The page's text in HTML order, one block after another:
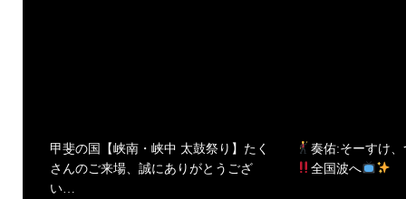
甲斐の国【峡南・峡中 太鼓祭り】たく
さんのご来場、誠にありがとうござ
い…
奏佑:そーすけ
全国波へ